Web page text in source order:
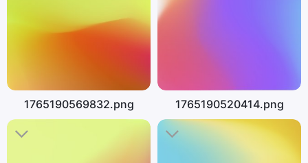
1765190569832.png 1765190520414.png